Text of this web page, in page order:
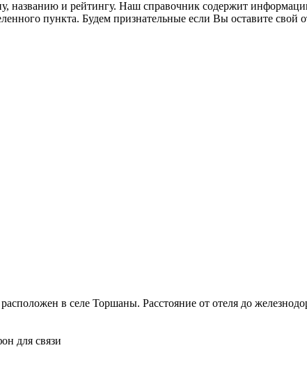
названию и рейтингу. Наш справочник содержит
пункта. Будем признательные если Вы оставите
в селе Торшаны. Расстояние от отеля до
для связи